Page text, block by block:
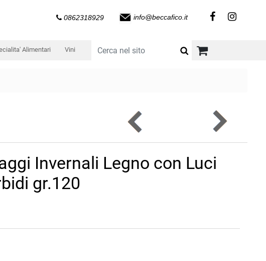
0862318929 info@beccafico.it
Alimentari Vini
Invernali Legno con Luci
gr.120